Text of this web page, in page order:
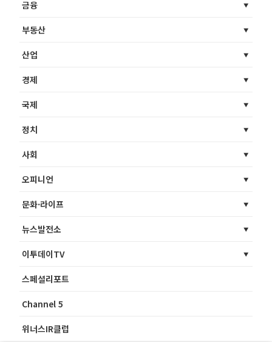
금융
부동산
산업
경제
국제
정치
사회
오피니언
문화·라이프
뉴스발전소
이투데이TV
스페셜리포트
Channel 5
위너스IR클럽